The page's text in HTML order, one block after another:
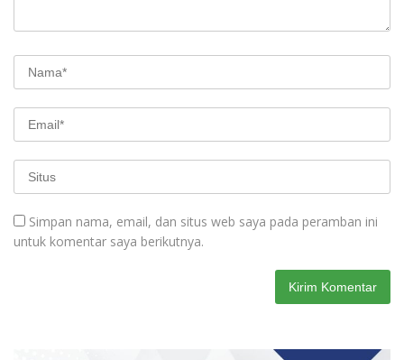
Simpan nama, email, dan situs web saya pada peramban ini
untuk komentar saya berikutnya.